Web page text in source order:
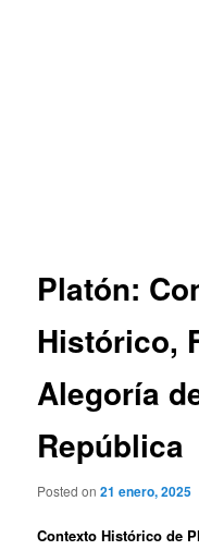
Platón:
Histórico,
Alegoría
República
Posted on21 enero, 2025
Contexto Histórico de